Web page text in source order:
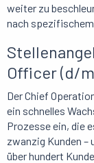
weiter zu
nach
Officer (d/
Der Chief
ein schnelles
Prozesse ein, die
zwanzig Kunden –
über hundert